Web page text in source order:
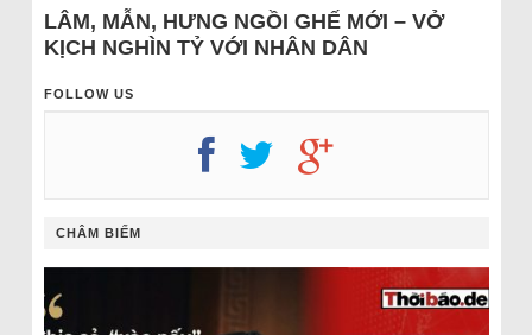
LÂM, MẪN, HƯNG NGỒI GHẾ MỚI – VỞ
KỊCH NGHÌN TỶ VỚI NHÂN DÂN
FOLLOW US
CHÂM BIẾM